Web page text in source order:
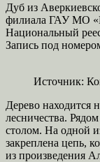
Дуб из
филиала ГАУ МО
Национальный
Запись под
Источник:
Дерево находится
лесничества.
столом. На одной
закреплена цепь,
из произведения